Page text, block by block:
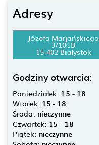
Adresy
Józefa Marjańskiego
3/101B
15-402 Białystok
Godziny otwarcia:
Poniedziałek: 15 - 18
Wtorek: 15 - 18
Środa: nieczynne
Czwartek: 15 - 18
Piątek: nieczynne